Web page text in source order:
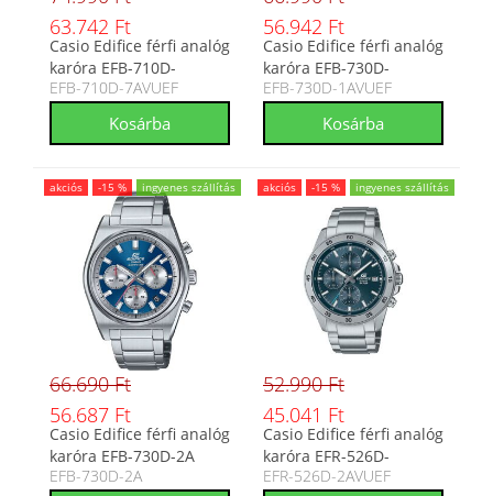
63.742 Ft
Casio Edifice férfi analóg
karóra EFB-710D-
7AVUEF
EFB-710D-7AVUEF
56.942 Ft
Casio Edifice férfi analóg
karóra EFB-730D-
1AVUEF
EFB-730D-1AVUEF
akciós -15 % ingyenes szállítás
66.690 Ft
56.687 Ft
Casio Edifice férfi analóg
karóra EFB-730D-2A
EFB-730D-2A
akciós -15 % ingyenes szállítás
52.990 Ft
45.041 Ft
Casio Edifice férfi analóg
karóra EFR-526D-
2AVUEF
EFR-526D-2AVUEF